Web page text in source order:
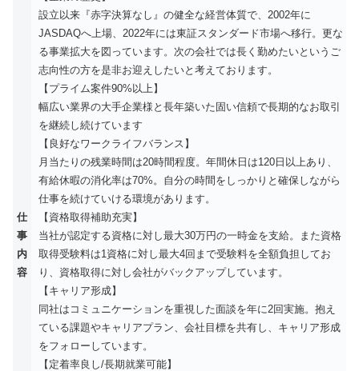
仕
事
内
容
設立以来『赤字決算なし』の健全な経営体質で、2002年に
JASDAQへ上場、2022年には東証スタンダード市場へ移行。更な
る事業拡大を図っています。次の会社では長く勤めたいというご
志向性の方を是非お迎えしたいと考えております。
【プライム案件90%以上】
幅広い業界の大手企業様と長年築いた固い信頼で長期的なお取引
を継続し続けています
【良好なワークライフバランス】
月当たりの残業時間は20時間程度。年間休日は120日以上あり、
有給休暇の消化率は70%。自分の時間をしっかりと確保しながら
仕事を続けていける環境があります。
【資格取得補助充実】
当社が認定する資格に対し最大30万円の一時金を支給。また資格
取得受験料は1資格に対し最大4回まで受験料を全額負担してお
り、資格取得に対し会社がバックアップしています。
【キャリア形成】
同社はコミュニケーションを重視した面談を年に2回実施。抱え
ている課題やキャリアプラン、会社目標を共有し、キャリア形成
をフォローしています。
【定着率良し/長期就業可能】